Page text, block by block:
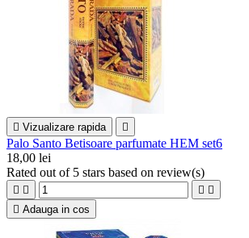
 Vizualizare rapida 
Palo Santo Betisoare parfumate HEM set6
18,00 lei
Rated out of 5 stars based on review(s)
   
 Adauga in cos